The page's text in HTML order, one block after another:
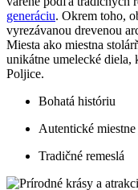
generáciu. Okrem toho,
vyrezávanou drevenou
Miesta ako miestna
unikátne umelecké diela,
Poljice.
Bohatá históriu
Autentické miestne
Tradičné remeslá